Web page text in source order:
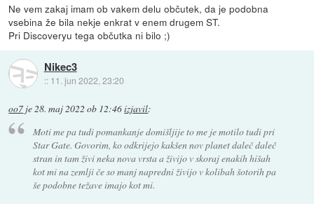
Ne vem zakaj imam ob vakem delu občutek, da je podobna
vsebina že bila nekje enkrat v enem drugem ST.
Pri Discoveryu tega občutka ni bilo ;)
Nikec3
:: 11. jun 2022, 23:20
oo7 je 28. maj 2022 ob 12:46izjavil:
Moti me pa tudi pomankanje domišljije to me je motilo tudi pri
Star Gate. Govorim, ko odkrijejo kakšen nov planet daleč daleč
stran in tam živi neka nova vrsta a živijo v skoraj enakih hišah
kot mi na zemlji če so manj napredni živijo v kolibah šotorih pa
še podobne težave imajo kot mi.